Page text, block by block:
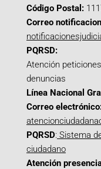
Código Postal:
Correo
PQRSD:
Atención
denuncias
Línea Nacional
Correo
PQRSD: Sistema
ciudadano
Atención